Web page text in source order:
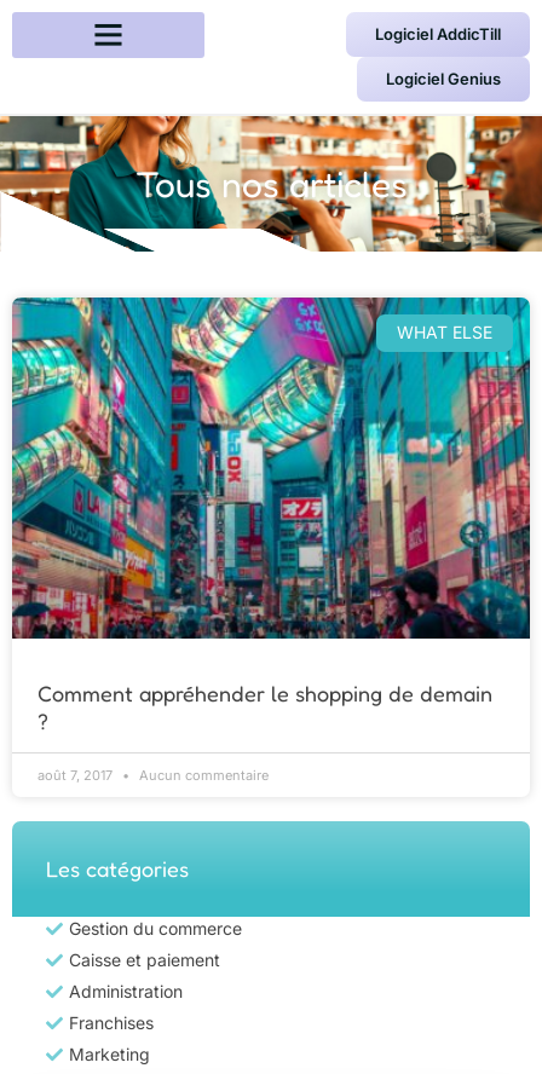
Logiciel AddicTill
Logiciel Genius
Tous nos articles
WHAT ELSE
Comment appréhender le shopping de demain
?
août 7, 2017 Aucun commentaire
Les catégories
Gestion du commerce
Caisse et paiement
Administration
Franchises
Marketing